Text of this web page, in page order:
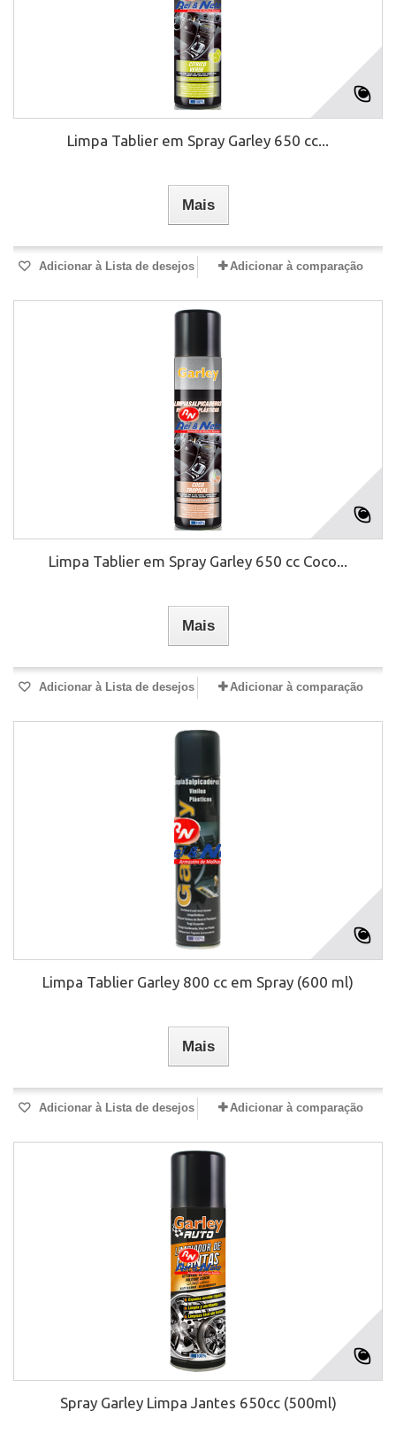
Limpa Tablier em Spray Garley 650 cc...
Mais
Adicionar à Lista de desejos Adicionar à comparação
Limpa Tablier em Spray Garley 650 cc Coco...
Mais
Adicionar à Lista de desejos Adicionar à comparação
Limpa Tablier Garley 800 cc em Spray (600 ml)
Mais
Adicionar à Lista de desejos Adicionar à comparação
Spray Garley Limpa Jantes 650cc (500ml)